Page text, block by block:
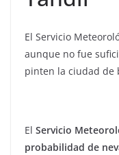
El Servicio
aunque no fue
pinten la ciudad de
El Servicio
probabilidad de